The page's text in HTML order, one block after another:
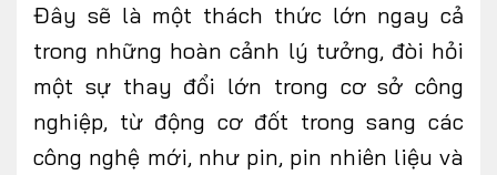
Đây sẽ là một thách thức lớn ngay cả
trong những hoàn cảnh lý tưởng, đòi hỏi
một sự thay đổi lớn trong cơ sở công
nghiệp, từ động cơ đốt trong sang các
công nghệ mới, như pin, pin nhiên liệu và